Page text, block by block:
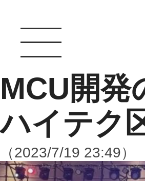
MCU開発
ハイテク
（2023/7/19 23:49）